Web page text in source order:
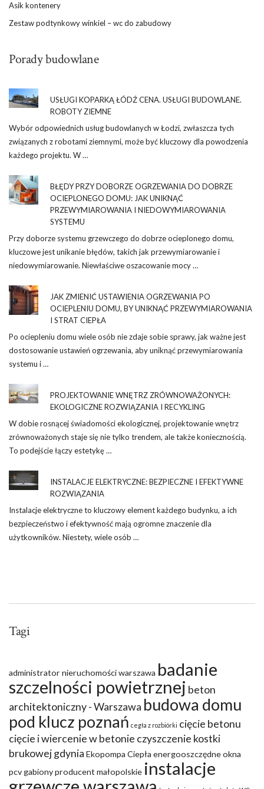
Asik kontenery
Zestaw podtynkowy winkiel – wc do zabudowy
Porady budowlane
USŁUGI KOPARKĄ ŁÓDŹ CENA. USŁUGI BUDOWLANE.
ROBOTY ZIEMNE
Wybór odpowiednich usług budowlanych w Łodzi, zwłaszcza tych
związanych z robotami ziemnymi, może być kluczowy dla powodzenia
każdego projektu. W …
BŁĘDY PRZY DOBORZE OGRZEWANIA DO DOBRZE
OCIEPLONEGO DOMU: JAK UNIKNĄĆ
PRZEWYMIAROWANIA I NIEDOWYMIAROWANIA
SYSTEMU
Przy doborze systemu grzewczego do dobrze ocieplonego domu,
kluczowe jest unikanie błędów, takich jak przewymiarowanie i
niedowymiarowanie. Niewłaściwe oszacowanie mocy …
JAK ZMIENIĆ USTAWIENIA OGRZEWANIA PO
OCIEPLENIU DOMU, BY UNIKNĄĆ PRZEWYMIAROWANIA
I STRAT CIEPŁA
Po ociepleniu domu wiele osób nie zdaje sobie sprawy, jak ważne jest
dostosowanie ustawień ogrzewania, aby uniknąć przewymiarowania
systemu i …
PROJEKTOWANIE WNĘTRZ ZRÓWNOWAŻONYCH:
EKOLOGICZNE ROZWIĄZANIA I RECYKLING
W dobie rosnącej świadomości ekologicznej, projektowanie wnętrz
zrównoważonych staje się nie tylko trendem, ale także koniecznością.
To podejście łączy estetykę …
INSTALACJE ELEKTRYCZNE: BEZPIECZNE I EFEKTYWNE
ROZWIĄZANIA
Instalacje elektryczne to kluczowy element każdego budynku, a ich
bezpieczeństwo i efektywność mają ogromne znaczenie dla
użytkowników. Niestety, wiele osób …
Tagi
administrator nieruchomości warszawa badanie
szczelności powietrznej beton
architektoniczny - Warszawa budowa domu
pod klucz poznań cegła z rozbiórki cięcie betonu
cięcie i wiercenie w betonie czyszczenie kostki
brukowej gdynia Ekopompa Ciepła energooszczędne okna
pcvgabiony producent małopolskie instalacje